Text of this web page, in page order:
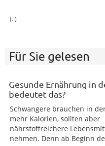
(..)
Für Sie gelesen
Gesunde Ernährung in
bedeutet das?
Schwangere brauchen in
mehr Kalorien, sollten aber
nährstoffreichere
nehmen. Denn ab Beginn